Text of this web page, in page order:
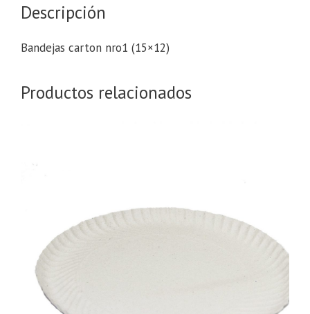
Descripción
Bandejas carton nro1 (15×12)
Productos relacionados